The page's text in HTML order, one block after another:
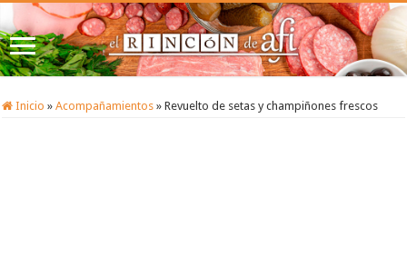
Inicio » Acompañamientos » Revuelto de setas y champiñones frescos